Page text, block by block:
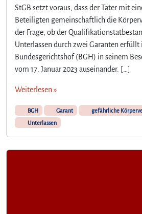
StGB setzt voraus, dass der Täter mit
Beteiligten gemeinschaftlich die
der Frage, ob der
Unterlassen durch zwei Garanten erfüllt
Bundesgerichtshof (BGH) in seinem
vom 17. Januar 2023 auseinander. […]
Weiterlesen »
BGH Garant
gefährliche
Unterlassen